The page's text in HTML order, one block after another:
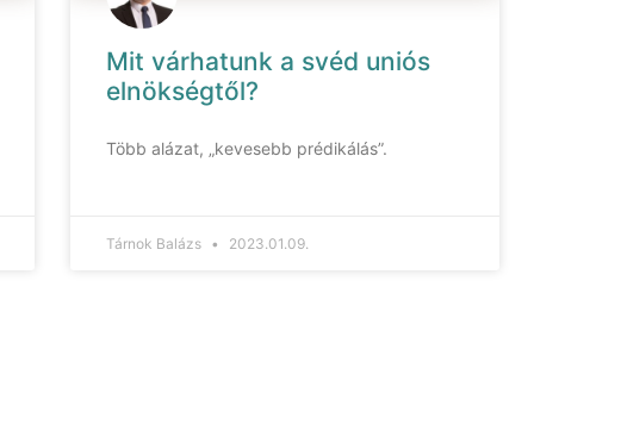
Mit várhatunk a svéd uniós
elnökségtől?
Több alázat, „kevesebb prédikálás”.
Tárnok Balázs 2023.01.09.